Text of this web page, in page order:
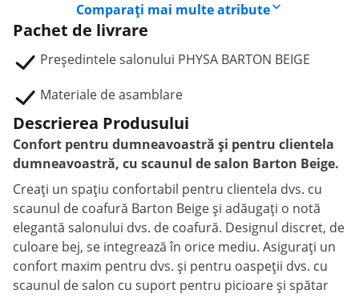
Comparați mai multe atribute
Pachet de livrare
Președintele salonului PHYSA BARTON BEIGE
Materiale de asamblare
Descrierea Produsului
Confort pentru dumneavoastră și pentru clientela
dumneavoastră, cu scaunul de salon Barton Beige.
Creați un spațiu confortabil pentru clientela dvs. cu
scaunul de coafură Barton Beige și adăugați o notă
elegantă salonului dvs. de coafură. Designul discret, de
culoare bej, se integrează în orice mediu. Asigurați un
confort maxim pentru dvs. și pentru oaspeții dvs. cu
scaunul de salon cu suport pentru picioare și spătar